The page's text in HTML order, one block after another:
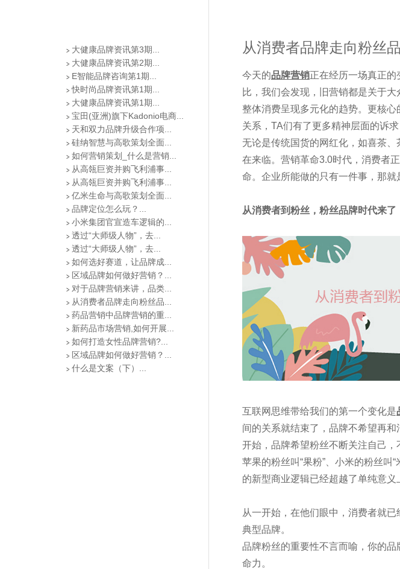
大健康品牌资讯第3期...
大健康品牌资讯第2期...
E智能品牌咨询第1期...
快时尚品牌资讯第1期...
大健康品牌资讯第1期...
宝田(亚洲)旗下Kadonio电商...
天和双力品牌升级合作项...
硅纳智慧与高歌策划全面...
如何营销策划_什么是营销...
从高瓴巨资并购飞利浦事...
从高瓴巨资并购飞利浦事...
亿米生命与高歌策划全面...
品牌定位怎么玩？...
小米集团官宣造车逻辑的...
透过“大师级人物”，去...
透过“大师级人物”，去...
如何选好赛道，让品牌成...
区域品牌如何做好营销？...
对于品牌营销来讲，品类...
从消费者品牌走向粉丝品...
药品营销中品牌营销的重...
新药品市场营销,如何开展...
如何打造女性品牌营销?...
区域品牌如何做好营销？...
什么是文案（下）...
从消费者品牌走向粉丝
今天的品牌营销正在经历一场真正
比，我们会发现，旧营销都是关于
整体消费呈现多元化的趋势。更核
关系，TA们有了更多精神层面的诉
无论是传统国货的网红化，如喜茶
在来临。营销革命3.0时代，消费者
命。企业所能做的只有一件事，那就
从消费者到粉丝，粉丝品牌时代来了
互联网思维带给我们的第一个变化是
间的关系就结束了，品牌不希望再
开始，品牌希望粉丝不断关注自己，
苹果的粉丝叫“果粉”、小米的粉丝叫
的新型商业逻辑已经超越了单纯意义
从一开始，在他们眼中，消费者就
典型品牌。
品牌粉丝的重要性不言而喻，你的
命力。